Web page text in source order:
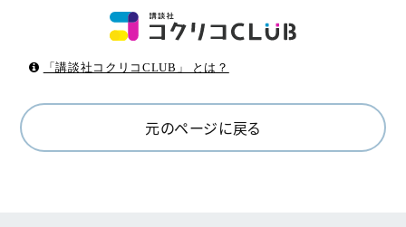
「講談社コクリコCLUB」 とは？
元のページに戻る